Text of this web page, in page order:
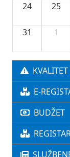
24 25
31 1
E-
BUDŽET